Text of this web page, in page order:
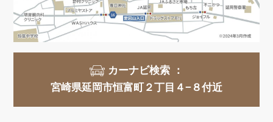
カーナビ検索 ：
宮崎県延岡市恒富町２丁目４−８付近